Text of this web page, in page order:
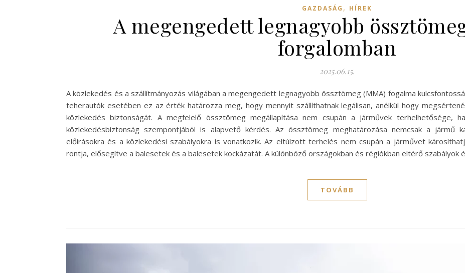
GAZDASÁG , HÍREK
A megengedett legnagyobb
forgalomban
2025.06.15.
A közlekedés és a szállítmányozás világában a megengedett legnagyobb össztömeg (MMA) fogalma
teherautók esetében ez az érték határozza meg, hogy mennyit szállíthatnak legálisan, anélkül hogy
közlekedés biztonságát. A megfelelő össztömeg megállapítása nem csupán a járművek terhelhetősége,
közlekedésbiztonság szempontjából is alapvető kérdés. Az össztömeg meghatározása nemcsak a jármű
előírásokra és a közlekedési szabályokra is vonatkozik. Az eltúlzott terhelés nem csupán a járművet
rontja, elősegítve a balesetek és a balesetek kockázatát. A különböző országokban és régiókban eltérő
TOVÁBB